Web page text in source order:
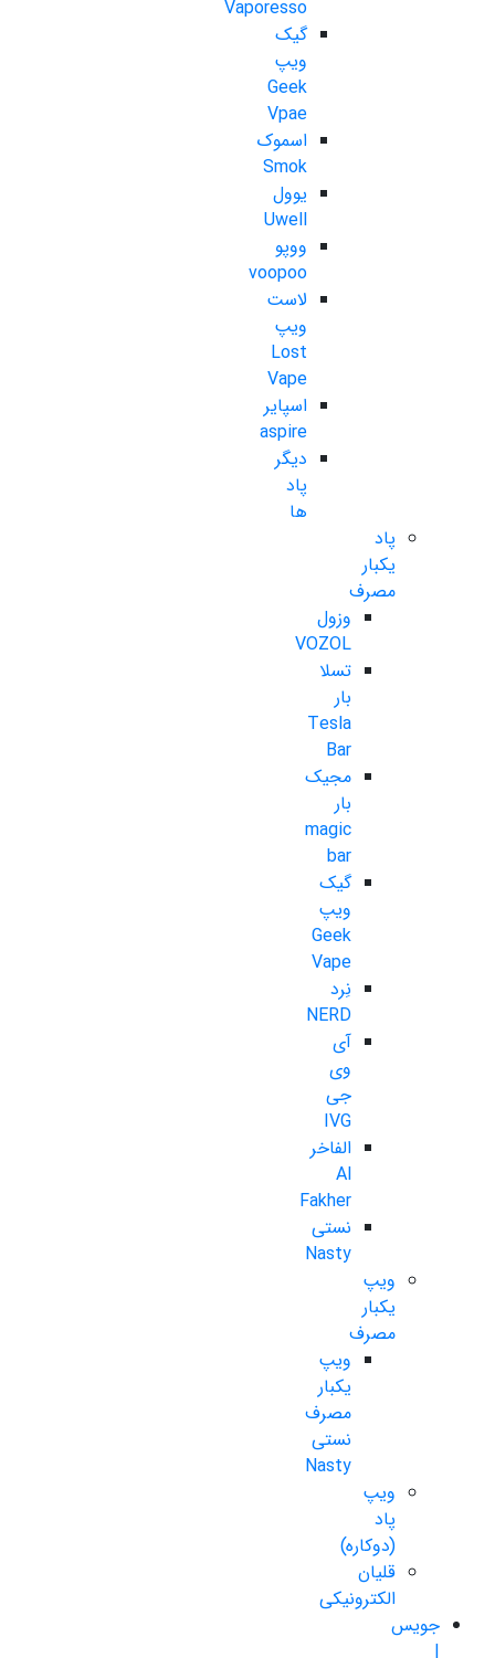
Vaporesso
گیک
ویپ
Geek
Vpae
اسموک
Smok
یوول
Uwell
ووپو
voopoo
لاست
ویپ
Lost
Vape
اسپایر
aspire
دیگر
پاد
ها
پاد
یکبار
مصرف
وزول
VOZOL
تسلا
بار
Tesla
Bar
مجیک
بار
magic
bar
گیک
ویپ
Geek
Vape
نِرد
NERD
آی
وی
جی
IVG
الفاخر
Al
Fakher
نستی
Nasty
ویپ
یکبار
مصرف
ویپ
یکبار
مصرف
نستی
Nasty
ویپ
پاد
(دوکاره)
قلیان
الکترونیکی
جویس
|